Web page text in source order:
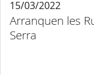
Arranquen les
Serra
15/03/2022